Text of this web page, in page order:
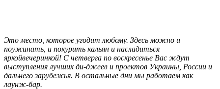
Это место, которое угодит любому. Здесь можно и
поужинать, и покурить кальян и насладиться
яркойвечеринкой! С четверга по воскресенье Вас ждут
выступления лучших ди-джеев и проектов Украины, России и
дальнего зарубежья. В остальные дни мы работаем как
лаунж-бар.